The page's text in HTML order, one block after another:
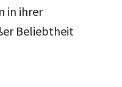
in ihrer
Beliebtheit